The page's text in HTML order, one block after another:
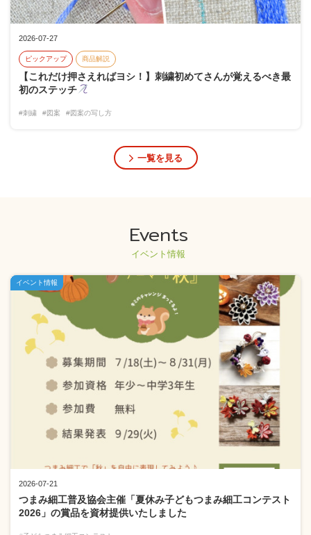
2026-07-27
ピックアップ 商品解説
【これだけ押さえればヨシ！】刺繍初めてさんが覚えるべき最
初のステッチ
#刺繍 #図案 #図案の写し方
一覧を見る
Events
イベント情報
2026-07-21
つまみ細工普及協会主催「夏休み子どもつまみ細工コンテスト
2026」の賞品を資材提供いたしました
イベント情報